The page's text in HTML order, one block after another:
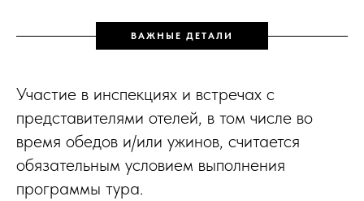
ВАЖНЫЕ ДЕТАЛИ
Участие в инспекциях и встречах с
представителями отелей, в том числе во
время обедов и/или ужинов, считается
обязательным условием выполнения
программы тура.